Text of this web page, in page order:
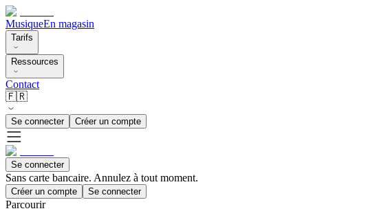
MusiqueEn magasin
Tarifs
Ressources
Contact
🇫🇷
Se connecter Créer un compte
Se connecter
Sans carte bancaire. Annulez à tout moment.
Créer un compte Se connecter
Parcourir